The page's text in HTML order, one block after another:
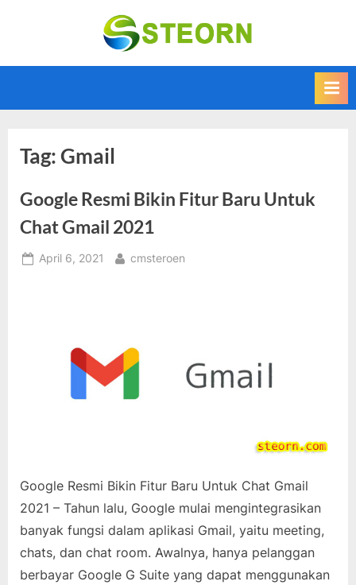
Informasi
Terkini dan
Informasi teknologi
terbaru dan
Tag:Gmail
Google Resmi Bikin Fitur Baru Untuk
Chat Gmail 2021
Posted
April 6, 2021 By
cmsteroen
Google Resmi Bikin Fitur Baru Untuk Chat Gmail
2021 – Tahun lalu, Google mulai mengintegrasikan
banyak fungsi dalam aplikasi Gmail, yaitu meeting,
chats, dan chat room. Awalnya, hanya pelanggan
berbayar Google G Suite yang dapat menggunakan